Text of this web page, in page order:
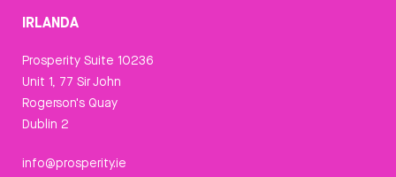
IRLANDA
Prosperity Suite 10236
Unit 1, 77 Sir John
Rogerson's Quay
Dublin 2
info@prosperity.ie